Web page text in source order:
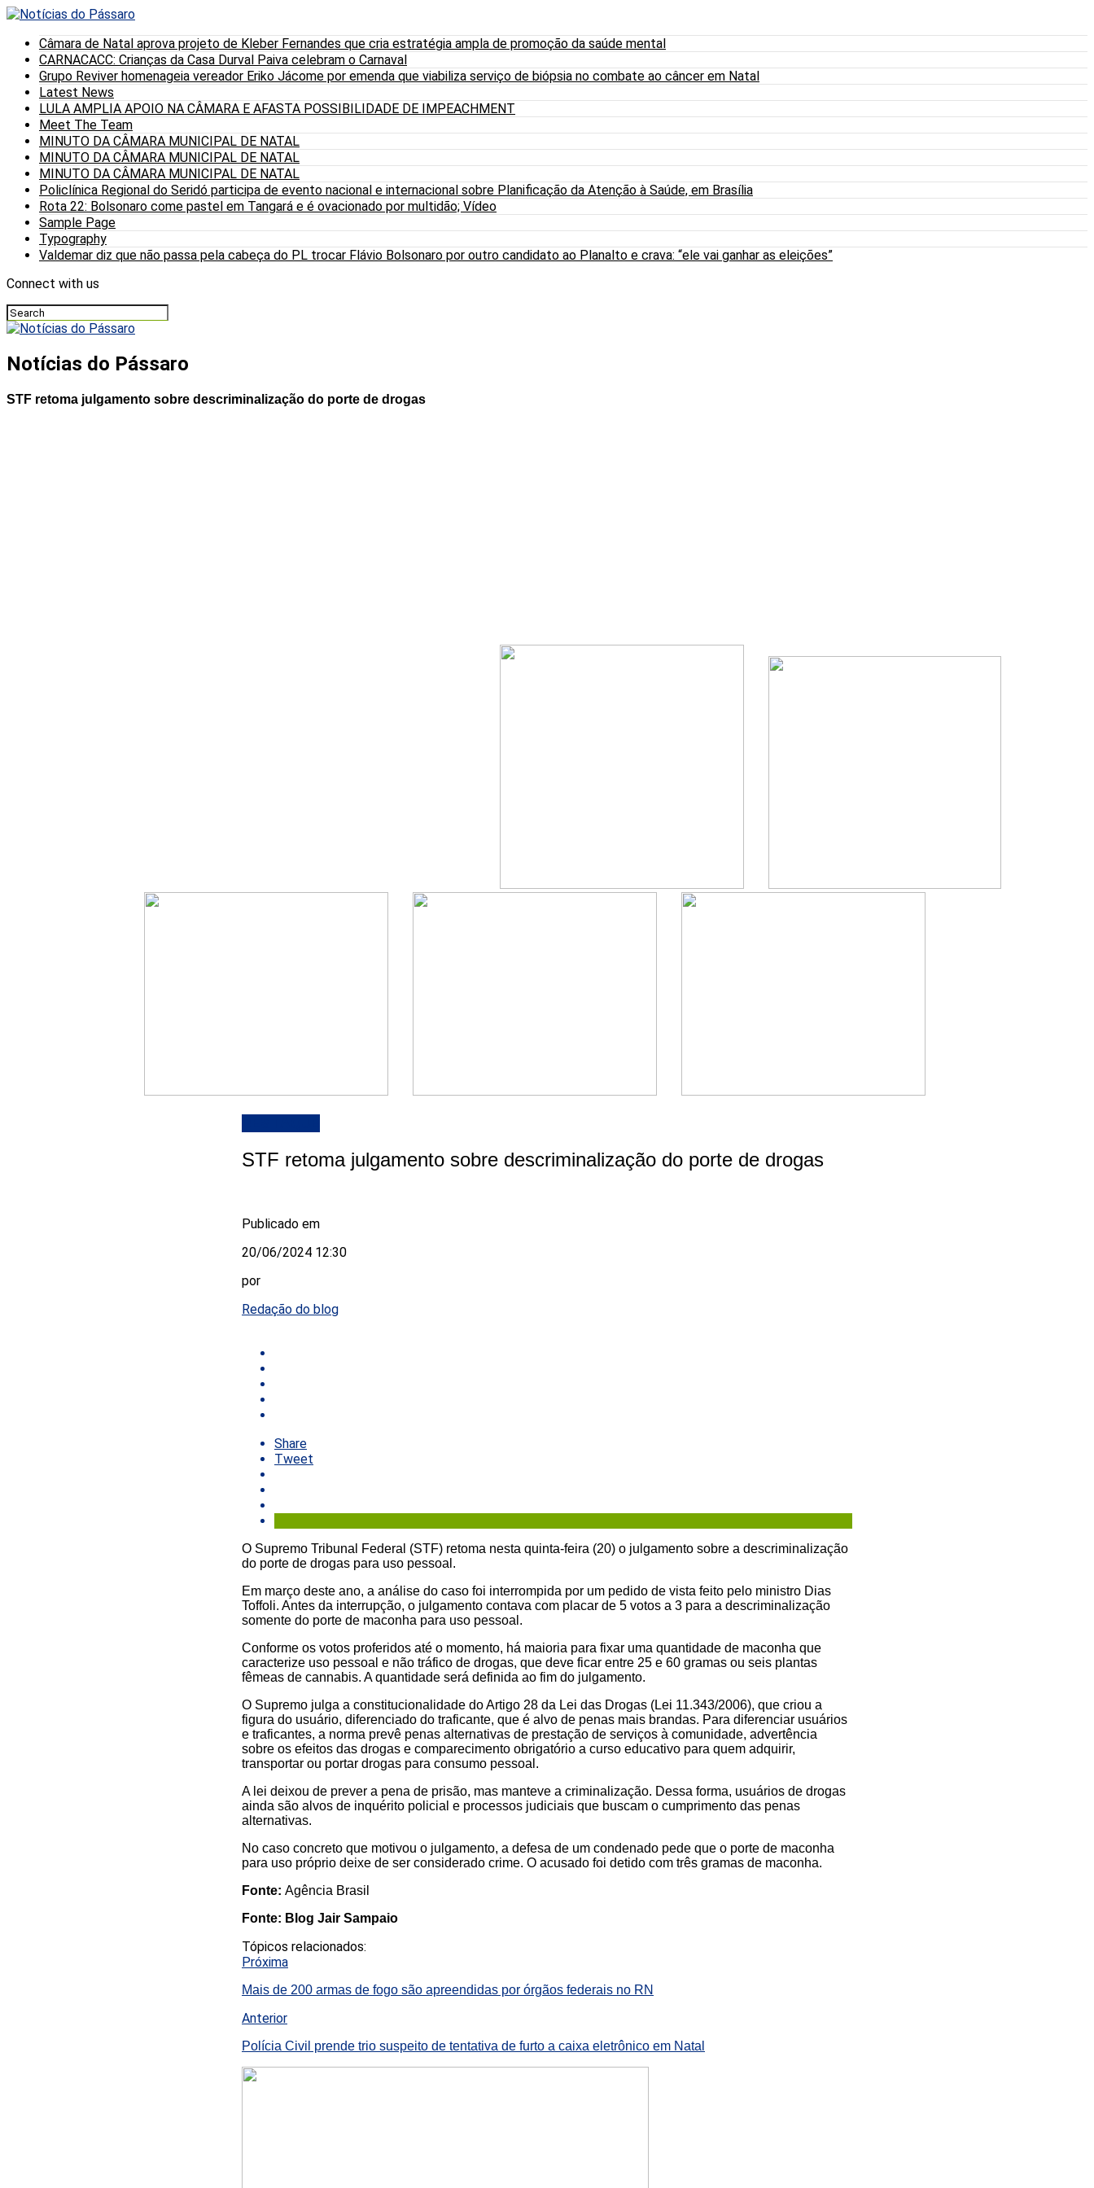
Câmara de Natal aprova projeto de Kleber Fernandes que cria estratégia ampla de promoção da saúde mental
CARNACACC: Crianças da Casa Durval Paiva celebram o Carnaval
Grupo Reviver homenageia vereador Eriko Jácome por emenda que viabiliza serviço de biópsia no combate ao câncer em Natal
Latest News
LULA AMPLIA APOIO NA CÂMARA E AFASTA POSSIBILIDADE DE IMPEACHMENT
Meet The Team
MINUTO DA CÂMARA MUNICIPAL DE NATAL
MINUTO DA CÂMARA MUNICIPAL DE NATAL
MINUTO DA CÂMARA MUNICIPAL DE NATAL
Policlínica Regional do Seridó participa de evento nacional e internacional sobre Planificação da Atenção à Saúde, em Brasília
Rota 22: Bolsonaro come pastel em Tangará e é ovacionado por multidão; Vídeo
Sample Page
Typography
Valdemar diz que não passa pela cabeça do PL trocar Flávio Bolsonaro por outro candidato ao Planalto e crava: “ele vai ganhar as eleições”
Connect with us
Notícias do Pássaro
STF retoma julgamento sobre descriminalização do porte de drogas
STF retoma julgamento sobre descriminalização do porte de drogas
Publicado em
20/06/2024 12:30
por
Redação do blog
Share
Tweet
O Supremo Tribunal Federal (STF) retoma nesta quinta-feira (20) o julgamento sobre a descriminalização
do porte de drogas para uso pessoal.
Em março deste ano, a análise do caso foi interrompida por um pedido de vista feito pelo ministro Dias
Toffoli. Antes da interrupção, o julgamento contava com placar de 5 votos a 3 para a descriminalização
somente do porte de maconha para uso pessoal.
Conforme os votos proferidos até o momento, há maioria para fixar uma quantidade de maconha que
caracterize uso pessoal e não tráfico de drogas, que deve ficar entre 25 e 60 gramas ou seis plantas
fêmeas de cannabis. A quantidade será definida ao fim do julgamento.
O Supremo julga a constitucionalidade do Artigo 28 da Lei das Drogas (Lei 11.343/2006), que criou a
figura do usuário, diferenciado do traficante, que é alvo de penas mais brandas. Para diferenciar usuários
e traficantes, a norma prevê penas alternativas de prestação de serviços à comunidade, advertência
sobre os efeitos das drogas e comparecimento obrigatório a curso educativo para quem adquirir,
transportar ou portar drogas para consumo pessoal.
A lei deixou de prever a pena de prisão, mas manteve a criminalização. Dessa forma, usuários de drogas
ainda são alvos de inquérito policial e processos judiciais que buscam o cumprimento das penas
alternativas.
No caso concreto que motivou o julgamento, a defesa de um condenado pede que o porte de maconha
para uso próprio deixe de ser considerado crime. O acusado foi detido com três gramas de maconha.
Fonte: Agência Brasil
Fonte: Blog Jair Sampaio
Tópicos relacionados:
Próxima
Mais de 200 armas de fogo são apreendidas por órgãos federais no RN
Anterior
Polícia Civil prende trio suspeito de tentativa de furto a caixa eletrônico em Natal